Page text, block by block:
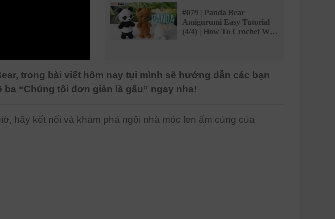
#079 | Panda Bear
Amigurumi Easy Tutorial
(4/4) | How To Crochet We
trong bài viết hôm nay tụi mình sẽ hướng dẫn các bạn
“Chúng tôi đơn giản là gấu” ngay nha!
hãy kết nối và khám phá ngôi nhà móc len ấm cúng của